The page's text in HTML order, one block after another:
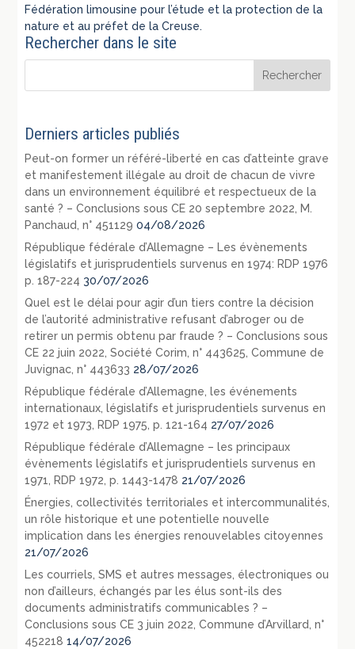
Fédération limousine pour l’étude et la protection de la
nature et au préfet de la Creuse.
Rechercher dans le site
Derniers articles publiés
Peut-on former un référé-liberté en cas d’atteinte grave
et manifestement illégale au droit de chacun de vivre
dans un environnement équilibré et respectueux de la
santé ? – Conclusions sous CE 20 septembre 2022, M.
Panchaud, n° 451129 04/08/2026
République fédérale d’Allemagne – Les évènements
législatifs et jurisprudentiels survenus en 1974: RDP 1976
p. 187-224 30/07/2026
Quel est le délai pour agir d’un tiers contre la décision
de l’autorité administrative refusant d’abroger ou de
retirer un permis obtenu par fraude ? – Conclusions sous
CE 22 juin 2022, Société Corim, n° 443625, Commune de
Juvignac, n° 443633 28/07/2026
République fédérale d’Allemagne, les événements
internationaux, législatifs et jurisprudentiels survenus en
1972 et 1973, RDP 1975, p. 121-164 27/07/2026
République fédérale d’Allemagne – les principaux
évènements législatifs et jurisprudentiels survenus en
1971, RDP 1972, p. 1443-1478 21/07/2026
Énergies, collectivités territoriales et intercommunalités,
un rôle historique et une potentielle nouvelle
implication dans les énergies renouvelables citoyennes
21/07/2026
Les courriels, SMS et autres messages, électroniques ou
non d’ailleurs, échangés par les élus sont-ils des
documents administratifs communicables ? –
Conclusions sous CE 3 juin 2022, Commune d’Arvillard, n°
452218 14/07/2026